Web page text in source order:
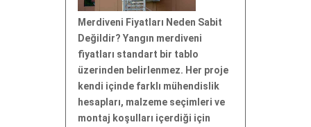
Merdiveni Fiyatları Neden Sabit
Değildir? Yangın merdiveni
fiyatları standart bir tablo
üzerinden belirlenmez. Her proje
kendi içinde farklı mühendislik
hesapları, malzeme seçimleri ve
montaj koşulları içerdiği için